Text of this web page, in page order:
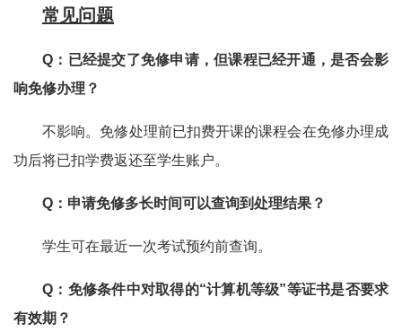
常见问题
Q：已经提交了免修申请，但课程已经开通，是否会影
响免修办理？
不影响。免修处理前已扣费开课的课程会在免修办理成
功后将已扣学费返还至学生账户。
Q：申请免修多长时间可以查询到处理结果？
学生可在最近一次考试预约前查询。
Q：免修条件中对取得的“计算机等级”等证书是否要求
有效期？